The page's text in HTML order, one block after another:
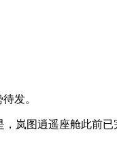
发。
岚图逍遥座舱此前已